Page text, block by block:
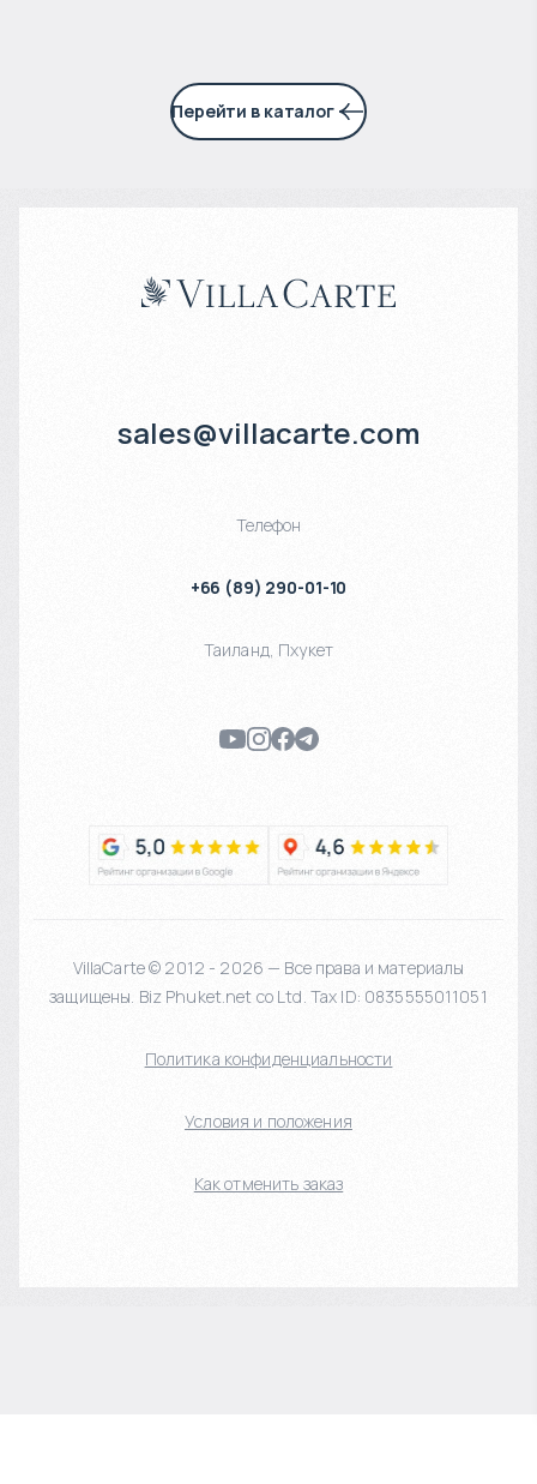
Перейти в каталог
sales@villacarte.com
Телефон
+66 (89) 290-01-10
Таиланд, Пхукет
VillaCarte © 2012 - 2026 — Все права и материалы
защищены. Biz Phuket.net co Ltd. Tax ID: 0835555011051
Политика конфиденциальности
Условия и положения
Как отменить заказ